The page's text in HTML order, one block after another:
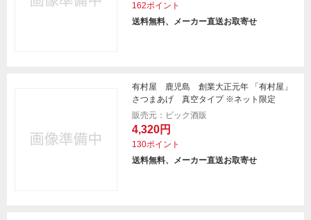
162ポイント
送料無料、メーカー直送お取寄せ
有村屋 鹿児島 創業大正元年 「有村屋」
さつまあげ 真空タイプ ※ネット限定
販売元：ビック酒販
4,320円
130ポイント
送料無料、メーカー直送お取寄せ